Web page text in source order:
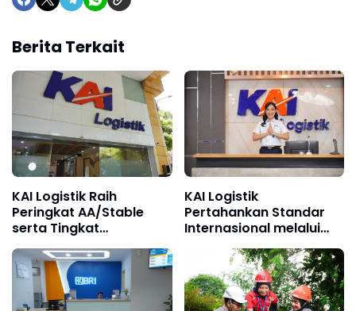
Berita Terkait
KAI Logistik Raih
Peringkat AA/Stable
serta Tingkat
Kesehatan dan Predikat
"Sehat", Perkuat
Kepercayaan
Pelanggan di Tengah
KAI Logistik
Pertahankan Standar
Internasional melalui
Resertifikasi Sistem
Manajemen Integrasi
ISO